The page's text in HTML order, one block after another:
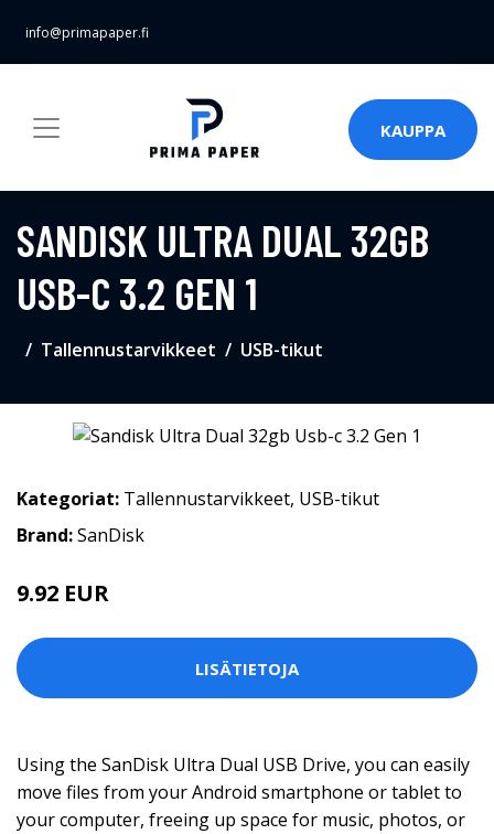
info@primapaper.fi
KAUPPA
SANDISK ULTRA DUAL 32GB
USB-C 3.2 GEN 1
Tallennustarvikkeet USB-tikut
Kategoriat: Tallennustarvikkeet, USB-tikut
Brand:SanDisk
9.92 EUR
LISÄTIETOJA
Using the SanDisk Ultra Dual USB Drive, you can easily
move files from your Android smartphone or tablet to
your computer, freeing up space for music, photos, or